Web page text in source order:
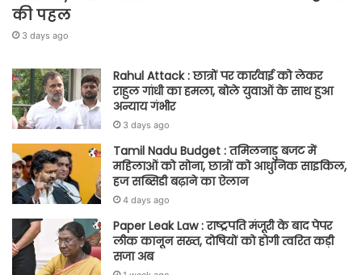
की पहल
3 days ago
Rahul Attack : छात्रों पर कार्रवाई को लेकर
राहुल गांधी का हमला, बोले युवाओं के साथ हुआ
अन्याय गंभीर
3 days ago
Tamil Nadu Budget : तमिलनाडु बजट में
महिलाओं को सोना, छात्रों को आधुनिक साइकिल,
हज सब्सिडी बढ़ाने का ऐलान
4 days ago
Paper Leak Law : राष्ट्रपति मंजूरी के बाद पेपर
लीक कानून सख्त, दोषियों को होगी त्वरित कड़ी
सजा अब